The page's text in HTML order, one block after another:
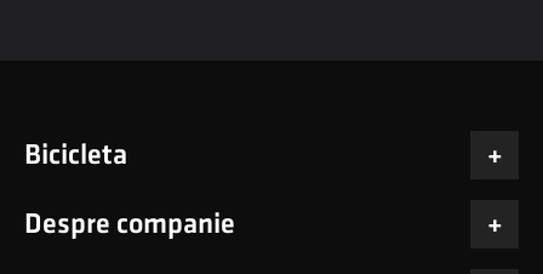
Bicicleta
Despre companie